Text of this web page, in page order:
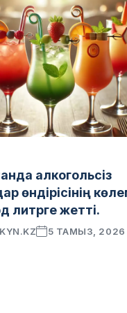
алкогольсіз
өндірісінің
литрге жетті.
KYN.KZ 5 ТАМЫЗ, 2026